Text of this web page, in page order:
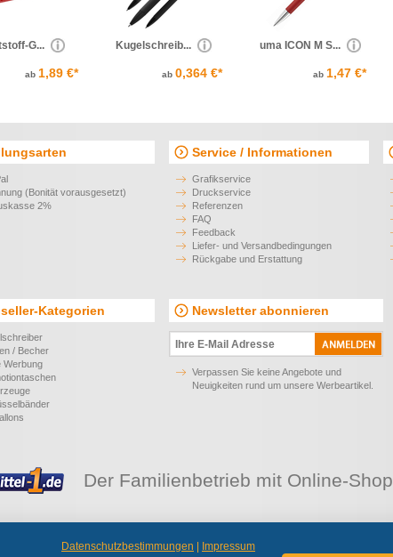
G...
ab 1,89 €*
Kugelschreib...
ab 0,364 €*
uma ICON M S...
ab 1,47 €*
(Bonität vorausgesetzt)
2%
Service / Informationen
Grafikservice
Druckservice
Referenzen
FAQ
Feedback
Liefer- und Versandbedingungen
Rückgabe und Erstattung
Kategorien
/ Becher
Werbung
Newsletter abonnieren
Verpassen Sie keine Angebote und
Neuigkeiten rund um unsere Werbeartikel.
Der Familienbetrieb mit Online-Shop
Datenschutzbestimmungen Impressum